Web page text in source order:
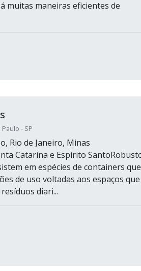
muitas maneiras eficientes de
Paulo - SP
Rio de Janeiro, Minas
Catarina e Espirito
em espécies de containers
de uso voltadas aos espaços que
diari...